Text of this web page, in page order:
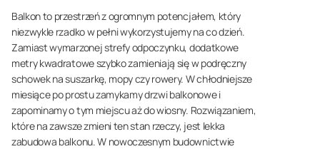
Balkon to przestrzeń z ogromnym potencjałem, który
niezwykle rzadko w pełni wykorzystujemy na co dzień.
Zamiast wymarzonej strefy odpoczynku, dodatkowe
metry kwadratowe szybko zamieniają się w podręczny
schowek na suszarkę, mopy czy rowery. W chłodniejsze
miesiące po prostu zamykamy drzwi balkonowe i
zapominamy o tym miejscu aż do wiosny. Rozwiązaniem,
które na zawsze zmieni ten stan rzeczy, jest lekka
zabudowa balkonu. W nowoczesnym budownictwie